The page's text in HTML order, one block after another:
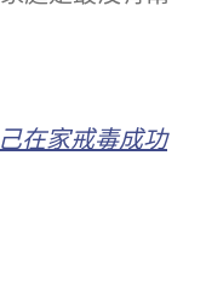
在家戒毒成功